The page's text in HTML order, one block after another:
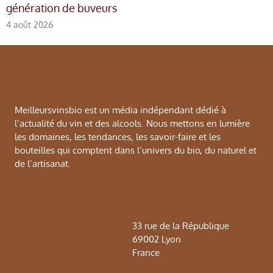
génération de buveurs
4 août 2026
Meilleursvinsbio est un média indépendant dédié à
l’actualité du vin et des alcools. Nous mettons en lumière
les domaines, les tendances, les savoir-faire et les
bouteilles qui comptent dans l’univers du bio, du naturel et
de l’artisanat.
33 rue de la République
69002 Lyon
France